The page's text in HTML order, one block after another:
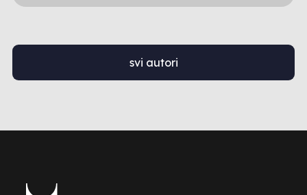
svi autori